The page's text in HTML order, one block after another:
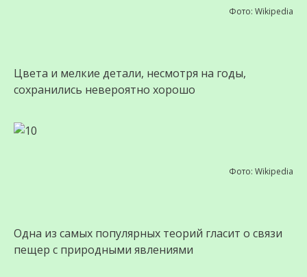
Фото: Wikipedia
Цвета и мелкие детали, несмотря на годы,
сохранились невероятно хорошо
Фото: Wikipedia
Одна из самых популярных теорий гласит о связи
пещер с природными явлениями